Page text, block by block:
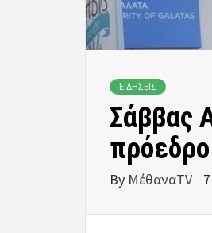
ΕΙΔΗΣΕΙΣ
Σάββας
By ΜέθαναTV